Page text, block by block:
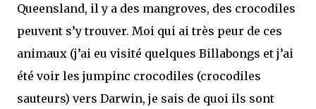
Queensland, il y a des mangroves, des crocodiles
peuvent s’y trouver. Moi qui ai très peur de ces
animaux (j’ai eu visité quelques Billabongs et j’ai
été voir les jumpinc crocodiles (crocodiles
sauteurs) vers Darwin, je sais de quoi ils sont